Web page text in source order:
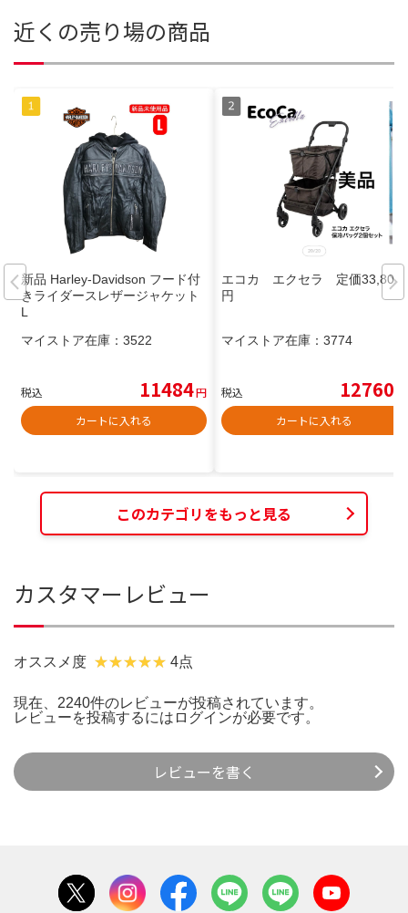
近くの売り場の商品
新品 Harley-Davidson フード付
きライダースレザージャケット
L
マイストア在庫： 3522
税込 11484円
カートに入れる
エコカ エクセラ 定価33,800
円
マイストア在庫： 3774
税込 12760
カートに入れる
このカテゴリをもっと見る
カスタマーレビュー
オススメ度 4点
現在、2240件のレビューが投稿されています。
レビューを投稿するには ログインが必要です。
レビューを書く